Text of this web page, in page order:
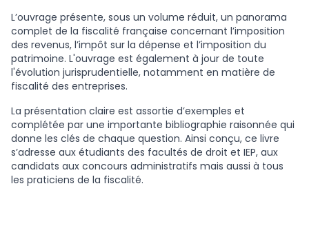
L’ouvrage présente, sous un volume réduit, un panorama
complet de la fiscalité française concernant l’imposition
des revenus, l’impôt sur la dépense et l’imposition du
patrimoine. L'ouvrage est également à jour de toute
l'évolution jurisprudentielle, notamment en matière de
fiscalité des entreprises.
La présentation claire est assortie d’exemples et
complétée par une importante bibliographie raisonnée qui
donne les clés de chaque question. Ainsi conçu, ce livre
s’adresse aux étudiants des facultés de droit et IEP, aux
candidats aux concours administratifs mais aussi à tous
les praticiens de la fiscalité.